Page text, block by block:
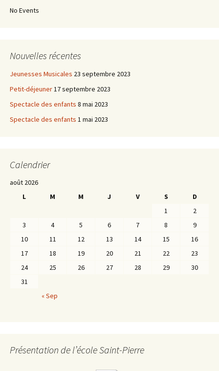
articles
No Events
Nouvelles récentes
Jeunesses Musicales 23 septembre 2023
Petit-déjeuner17 septembre 2023
Spectacle des enfants 8 mai 2023
Spectacle des enfants 1 mai 2023
Calendrier
août 2026
L
M M J V S
D
1
2
3
4 5 6 7 8
9
10
11 12 13 14 15
16
17
18 19 20 21 22
23
24
25 26 27 28 29
30
31
« Sep
Présentation de l’école Saint-Pierre